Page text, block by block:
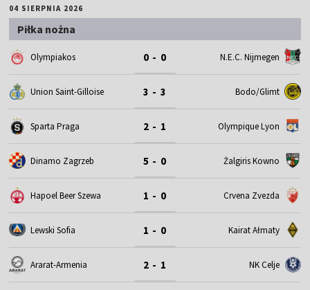
04 SIERPNIA 2026
Piłka nożna
Olympiakos 0 - 0 N.E.C. Nijmegen
Union Saint-Gilloise 3 - 3 Bodo/Glimt
Sparta Praga 2 - 1 Olympique Lyon
Dinamo Zagrzeb 5 - 0 Żalgiris Kowno
Hapoel Beer Szewa 1 - 0 Crvena Zvezda
Lewski Sofia 1 - 0 Kairat Ałmaty
Ararat-Armenia 2 - 1 NK Celje